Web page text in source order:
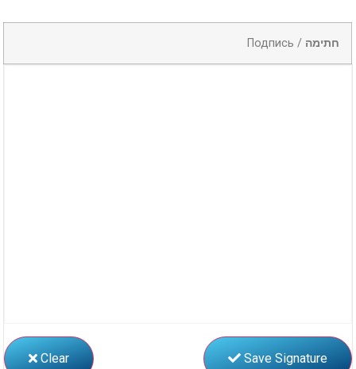
Подпись / חתימה
Clear Save Signature